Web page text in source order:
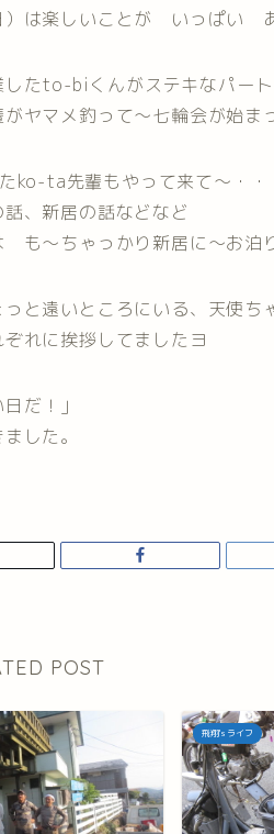
）は楽しいことが いっぱい
したto-biくんがステキなパー
がヤマメ釣って～七輪会が始ま
ko-ta先輩もやって来て～・・
、新居の話などなど
も～ちゃっかり新居に～お泊
っと遠いところにいる、天使ち
れに挨拶してましたヨ
だ！」
した。
POST
飛翔's ライフ